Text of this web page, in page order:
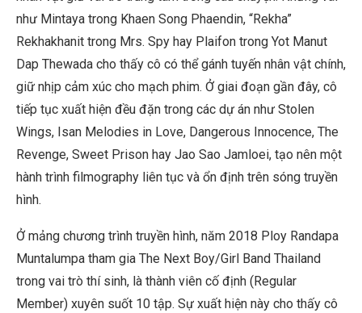
như Mintaya trong Khaen Song Phaendin, “Rekha”
Rekhakhanit trong Mrs. Spy hay Plaifon trong Yot Manut
Dap Thewada cho thấy cô có thể gánh tuyến nhân vật chính,
giữ nhịp cảm xúc cho mạch phim. Ở giai đoạn gần đây, cô
tiếp tục xuất hiện đều đặn trong các dự án như Stolen
Wings, Isan Melodies in Love, Dangerous Innocence, The
Revenge, Sweet Prison hay Jao Sao Jamloei, tạo nên một
hành trình filmography liên tục và ổn định trên sóng truyền
hình.
Ở mảng chương trình truyền hình, năm 2018 Ploy Randapa
Muntalumpa tham gia The Next Boy/Girl Band Thailand
trong vai trò thí sinh, là thành viên cố định (Regular
Member) xuyên suốt 10 tập. Sự xuất hiện này cho thấy cô